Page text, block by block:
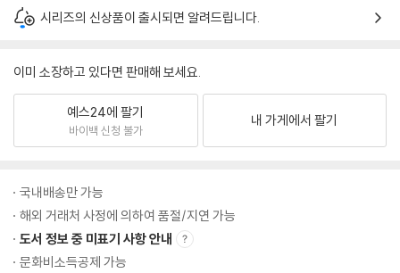
시리즈의 신상품이 출시되면 알려드립니다.
이미 소장하고 있다면 판매해 보세요.
예스24에 팔기
바이백 신청 불가
내 가게에서 팔기
국내배송만 가능
해외 거래처 사정에 의하여 품절/지연 가능
도서 정보 중 미표기 사항 안내
문화비소득공제 가능